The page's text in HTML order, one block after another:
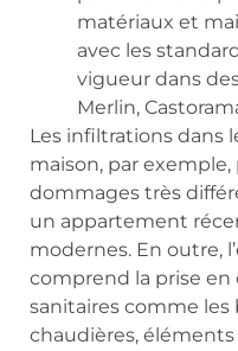
matériaux et
avec les
vigueur dans
Merlin,
Les infiltrations dans
maison, par
dommages très
un appartement
modernes. En outre,
comprend la prise
sanitaires comme les
chaudières,